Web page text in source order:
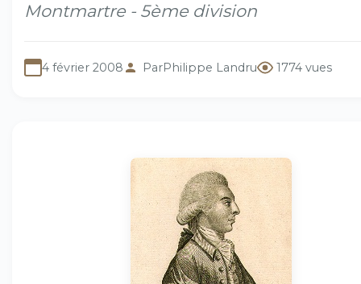
Montmartre - 5ème division
4 février 2008 ParPhilippe Landru 1774 vues